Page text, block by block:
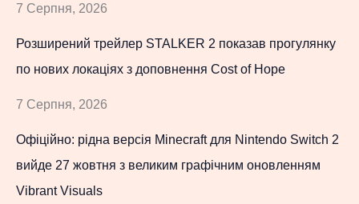
7 Серпня, 2026
Розширений трейлер STALKER 2 показав прогулянку
по нових локаціях з доповнення Cost of Hope
7 Серпня, 2026
Офіційно: рідна версія Minecraft для Nintendo Switch 2
вийде 27 жовтня з великим графічним оновленням
Vibrant Visuals